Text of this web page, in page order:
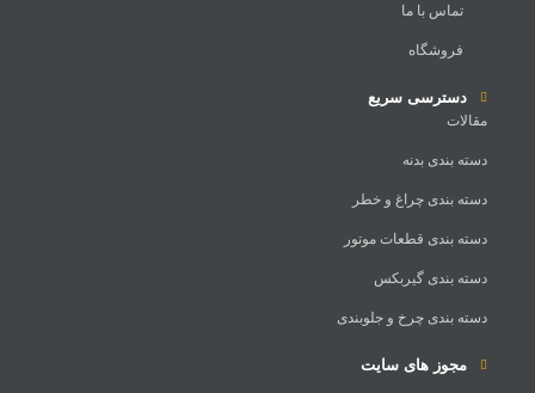
تماس با ما
فروشگاه
دسترسی سریع
مقالات
دسته بندی بدنه
دسته بندی چراغ و خطر
دسته بندی قطعات موتور
دسته بندی گیربکس
دسته بندی چرخ و جلوبندی
مجوز های سایت